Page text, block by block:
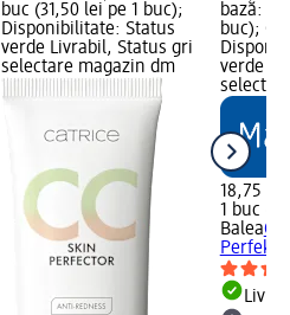
buc (31,50 lei pe 1 buc);
Disponibilitate: Status
verde Livrabil, Status gri
selectare magazin dm
bază: 1
buc);
verde
18,75 lei
1 buc
Balea